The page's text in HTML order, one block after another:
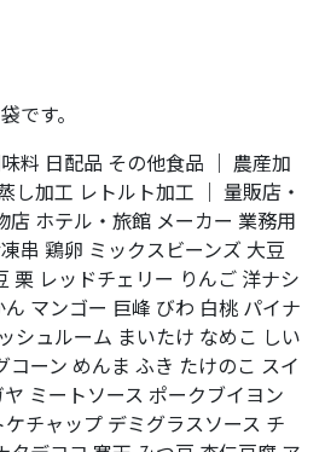
です。
料 日配品 その他食品 ｜ 農産加
し加工 レトルト加工 ｜ 量販店・
店 ホテル・旅館 メーカー 業務用
串 鶏卵 ミックスビーンズ 大豆
栗 レッドチェリー りんご 洋ナシ
ん マンゴー 巨峰 びわ 白桃 パイナ
シュルーム まいたけ なめこ しい
コーン めんま ふき たけのこ スイ
ミートソース ポークブイヨン
ケチャップ デミグラスソース チ